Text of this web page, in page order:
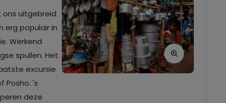
ons uitgebreid
erg populair in
Werkend
spullen. Het
excursie
Posho. 's
deze